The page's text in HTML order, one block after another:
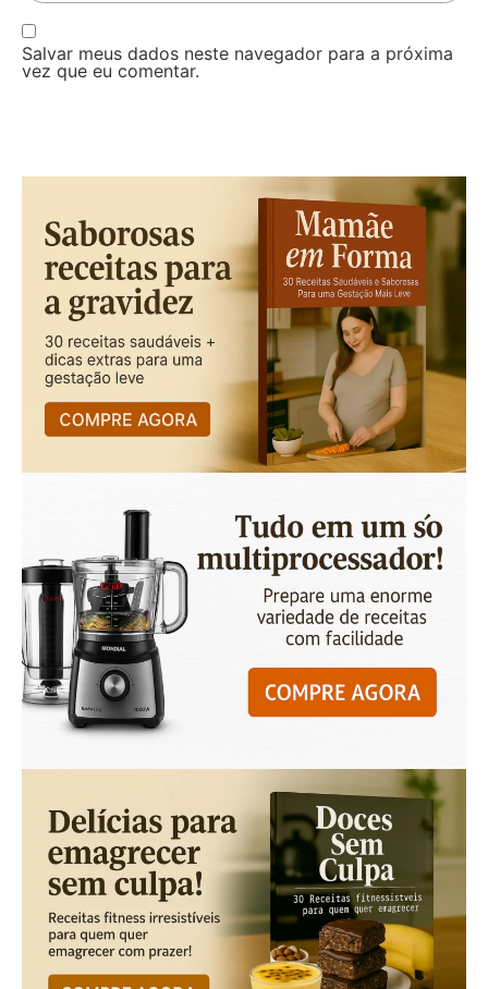
Salvar meus dados neste navegador para a próxima
vez que eu comentar.